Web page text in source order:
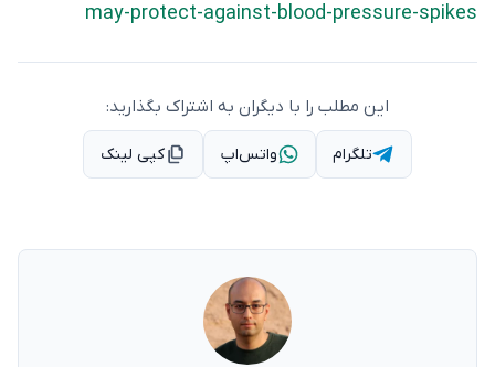
may-protect-against-blood-pressure-spikes
این مطلب را با دیگران به اشتراک بگذارید:
تلگرام واتس‌اپ کپی لینک